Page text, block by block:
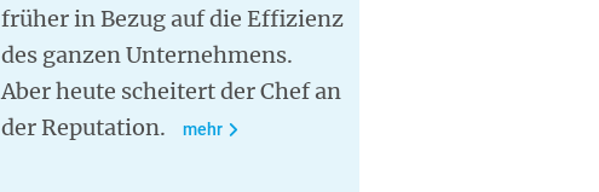
früher in Bezug auf die Effizienz
des ganzen Unternehmens.
Aber heute scheitert der Chef an
der Reputation.
mehr